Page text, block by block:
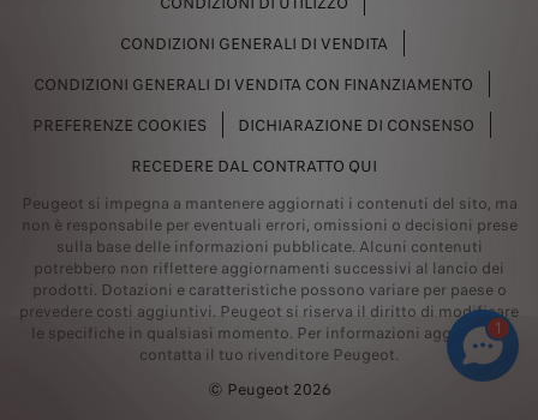
CONDIZIONI GENERALI DI VENDITA
CONDIZIONI GENERALI DI VENDITA CON FINANZIAMENTO
PREFERENZE COOKIES
DICHIARAZIONE DI CONSENSO
RECEDERE DAL CONTRATTO QUI
Peugeot si impegna a mantenere aggiornati i contenuti del sito, ma
non è responsabile per eventuali errori, omissioni o decisioni prese
sulla base delle informazioni pubblicate. Alcuni contenuti
potrebbero non riflettere aggiornamenti successivi al lancio dei
prodotti. Dotazioni e caratteristiche possono variare per paese o
prevedere costi aggiuntivi. Peugeot si riserva il diritto di modificare
le specifiche in qualsiasi momento. Per informazioni aggiornate,
contatta il tuo rivenditore Peugeot.
© Peugeot 2026
1